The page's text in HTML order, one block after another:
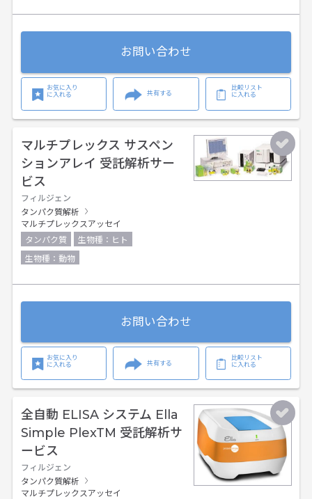
お問い合わせ
お気に入り
に入れる
共有する
比較リスト
に入れる
マルチプレックス サスペン
ションアレイ 受託解析サー
ビス
フィルジェン
タンパク質解析
マルチプレックスアッセイ
タンパク質
生物種：ヒト
生物種：動物
お問い合わせ
お気に入り
に入れる
共有する
比較リスト
に入れる
全自動 ELISA システム Ella
Simple PlexTM 受託解析サ
ービス
フィルジェン
タンパク質解析
マルチプレックスアッセイ